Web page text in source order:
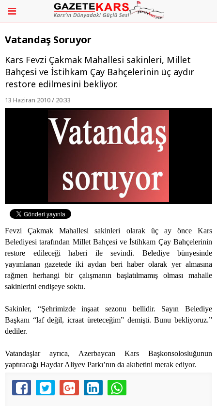
Vatandaş Soruyor
Kars Fevzi Çakmak Mahallesi sakinleri, Millet
Bahçesi ve İstihkam Çay Bahçelerinin üç aydır
restore edilmesini bekliyor.
13 Haziran 2010 / 20:33
Fevzi Çakmak Mahallesi sakinleri olarak üç ay önce Kars
Belediyesi tarafından Millet Bahçesi ve İstihkam Çay Bahçelerinin
restore edileceği haberi ile sevindi. Belediye bünyesinde
yayımlanan gazetede iki aydan beri haber olarak yer almasına
rağmen herhangi bir çalışmanın başlatılmamış olması mahalle
sakinlerini endişeye soktu.
Sakinler, “Şehrimizde inşaat sezonu bellidir. Sayın Belediye
Başkanı “laf değil, icraat üreteceğim” demişti. Bunu bekliyoruz.”
dediler.
Vatandaşlar ayrıca, Azerbaycan Kars Başkonsolosluğunun
yaptıracağı Haydar Aliyev Parkı’nın da akıbetini merak ediyor.